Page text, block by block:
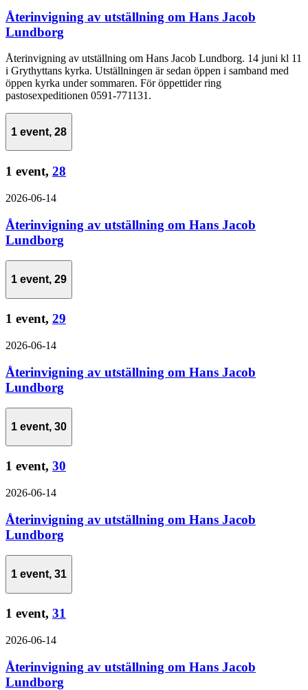
Återinvigning av utställning om Hans Jacob
Lundborg
Återinvigning av utställning om Hans Jacob Lundborg. 14 juni kl 11
i Grythyttans kyrka. Utställningen är sedan öppen i samband med
öppen kyrka under sommaren. För öppettider ring
pastosexpeditionen 0591-771131.
1 event, 28
1 event, 28
2026-06-14
Återinvigning av utställning om Hans Jacob
Lundborg
1 event, 29
1 event, 29
2026-06-14
Återinvigning av utställning om Hans Jacob
Lundborg
1 event, 30
1 event, 30
2026-06-14
Återinvigning av utställning om Hans Jacob
Lundborg
1 event, 31
1 event, 31
2026-06-14
Återinvigning av utställning om Hans Jacob
Lundborg